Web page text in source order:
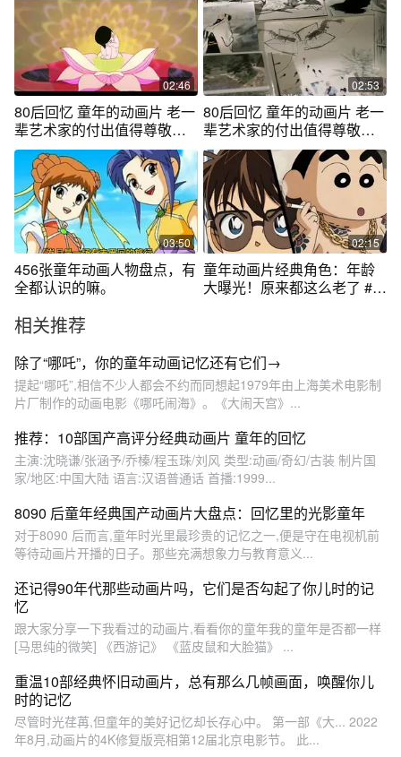
02:46
80后回忆 童年的动画片 老一
辈艺术家的付出值得尊敬的
段老师下集
02:53
80后回忆 童年的动画片 老一
辈艺术家的付出值得尊敬的
段老师上集
03:50
456张童年动画人物盘点，有
全都认识的嘛。
02:15
童年动画片经典角色：年龄
大曝光！原来都这么老了 #童
相关推荐
除了“哪吒”，你的童年动画记忆还有它们→
提起“哪吒”,相信不少人都会不约而同想起1979年由上海美术电影制
片厂制作的动画电影《哪吒闹海》。《大闹天宫》...
推荐：10部国产高评分经典动画片 童年的回忆
主演:沈晓谦/张涵予/乔榛/程玉珠/刘风 类型:动画/奇幻/古装 制片国
家/地区:中国大陆 语言:汉语普通话 首播:1999...
8090 后童年经典国产动画片大盘点：回忆里的光影童年
对于8090 后而言,童年时光里最珍贵的记忆之一,便是守在电视机前
等待动画片开播的日子。那些充满想象力与教育意义...
还记得90年代那些动画片吗，它们是否勾起了你儿时的记
忆
跟大家分享一下我看过的动画片,看看你的童年我的童年是否都一样
[马思纯的微笑] 《西游记》 《蓝皮鼠和大脸猫》 ...
重温10部经典怀旧动画片，总有那么几帧画面，唤醒你儿
时的记忆
尽管时光荏苒,但童年的美好记忆却长存心中。 第一部《大... 2022
年8月,动画片的4K修复版亮相第12届北京电影节。 此...